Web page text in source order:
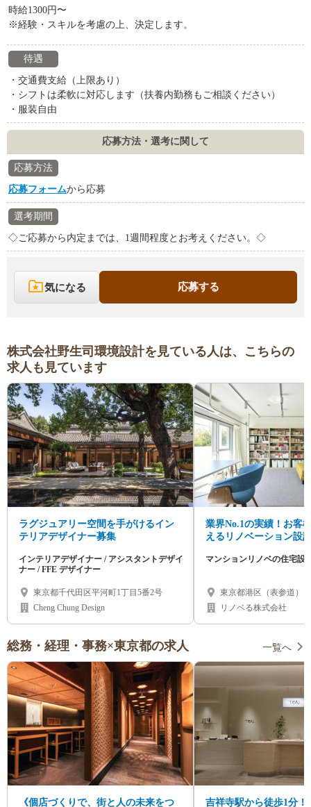
時給1300円〜
※経験・スキルを考慮の上、決定します。
待遇
・交通費支給（上限あり）
・シフトは柔軟に対応します（扶養内勤務もご相談ください）
・服装自由
応募方法・選考に関して
応募方法
応募フォームから応募
選考期間
◇ご応募から内定までは、1週間程度とお考えください。◇
気になる 応募する
株式会社野生司環境設計を見ている人は、こちらの
求人も見ています
ラグジュアリー空間を手がけるイン
テリアデザイナー募集
インテリアデザイナー / アシスタントデザイ
ナー / FFE デザイナー
東京都千代田区平河町1丁目5番2号
Cheng Chung Design
業界No.1の実績！お客
えるリノベーション設
パス
マンションリノベの住宅設
東京都港区（表参道）
リノベる株式会社
総務・経理・事務×東京都の求人 一覧へ
《個店づくりで、街と人の未来をつ
吉祥寺駅から徒歩1分